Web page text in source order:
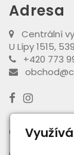
Adresa
Centrální
U Lípy 1515,
+420 773